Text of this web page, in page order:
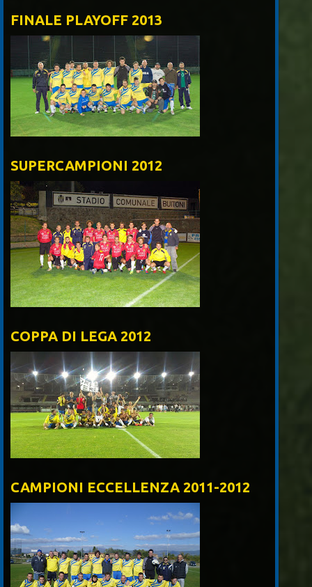
FINALE PLAYOFF 2013
SUPERCAMPIONI 2012
COPPA DI LEGA 2012
CAMPIONI ECCELLENZA 2011-2012